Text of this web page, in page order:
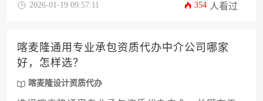
政商网络覆盖深度以及服务透明度等维度进行综合
业务能力，这往往是衡量其专业度的重要标尺。
2026-01-19 09:57:11 354 人看过
喀麦隆通用专业承包资质代办中介公司哪家
好，怎样选？
喀麦隆设计资质代办